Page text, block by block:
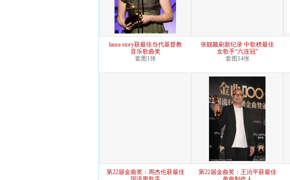
laura story获最佳当代基督教
音乐歌曲奖
套图1张
张靓颖刷新纪录 中歌榜最佳
女歌手“六连冠”
套图14张
第22届金曲奖：周杰伦获最佳
第22届金曲奖：王治平获最佳